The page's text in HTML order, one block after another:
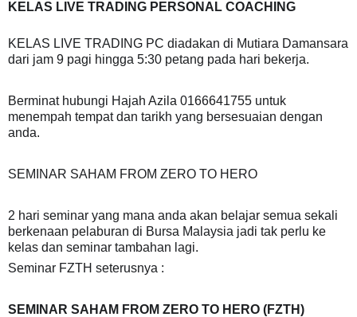
KELAS LIVE TRADING PERSONAL COACHING
KELAS LIVE TRADING PC diadakan di Mutiara Damansara
dari jam 9 pagi hingga 5:30 petang pada hari bekerja.
Berminat hubungi Hajah Azila 0166641755 untuk
menempah tempat dan tarikh yang bersesuaian dengan
anda.
SEMINAR SAHAM FROM ZERO TO HERO
2 hari seminar yang mana anda akan belajar semua sekali
berkenaan pelaburan di Bursa Malaysia jadi tak perlu ke
kelas dan seminar tambahan lagi.
Seminar FZTH seterusnya :
SEMINAR SAHAM FROM ZERO TO HERO (FZTH)